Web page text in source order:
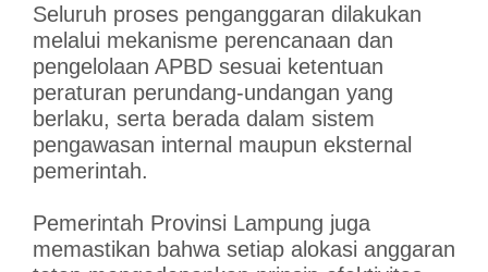
Seluruh proses penganggaran dilakukan
melalui mekanisme perencanaan dan
pengelolaan APBD sesuai ketentuan
peraturan perundang-undangan yang
berlaku, serta berada dalam sistem
pengawasan internal maupun eksternal
pemerintah.
Pemerintah Provinsi Lampung juga
memastikan bahwa setiap alokasi anggaran